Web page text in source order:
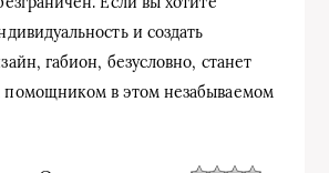
и создать
габион, безусловно, станет
в этом незабываемом